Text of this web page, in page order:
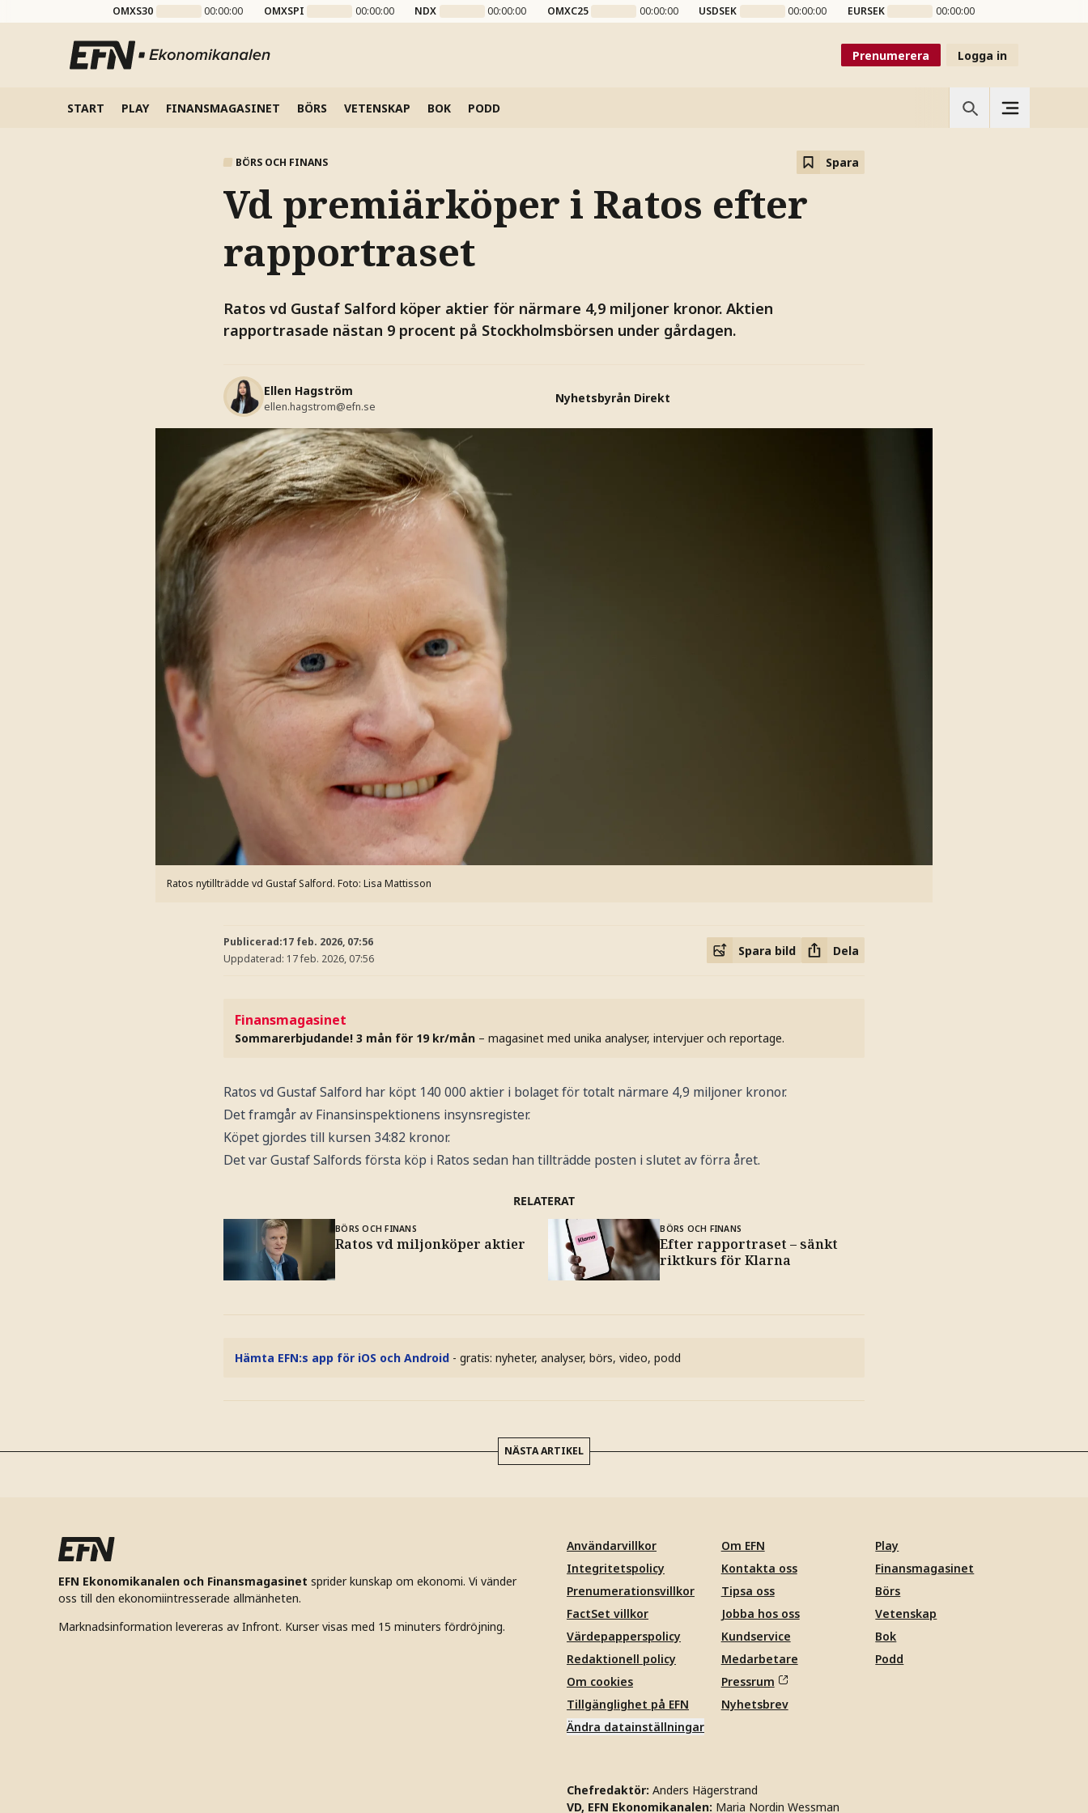
OMXS30 00:00:00 OMXSPI 00:00:00 NDX 00:00:00 OMXC25 00:00:00 USDSEK 00:00:00 EURSEK 00:00:00
Prenumerera Logga in
START PLAY FINANSMAGASINET BÖRS VETENSKAP BOK PODD
BÖRS OCH FINANS Spara
Vd premiärköper i Ratos efter
rapportraset
Ratos vd Gustaf Salford köper aktier för närmare 4,9 miljoner kronor. Aktien
rapportrasade nästan 9 procent på Stockholmsbörsen under gårdagen.
Ellen Hagström
ellen.hagstrom@efn.se
Nyhetsbyrån Direkt
Ratos nytillträdde vd Gustaf Salford. Foto: Lisa Mattisson
Publicerad:17 feb. 2026, 07:56
Uppdaterad: 17 feb. 2026, 07:56
Spara bild Dela
Finansmagasinet
Sommarerbjudande! 3 mån för 19 kr/mån – magasinet med unika analyser, intervjuer och reportage.
Ratos vd Gustaf Salford har köpt 140 000 aktier i bolaget för totalt närmare 4,9 miljoner kronor.
Det framgår av Finansinspektionens insynsregister.
Köpet gjordes till kursen 34:82 kronor.
Det var Gustaf Salfords första köp i Ratos sedan han tillträdde posten i slutet av förra året.
RELATERAT
BÖRS OCH FINANS
Ratos vd miljonköper aktier
BÖRS OCH FINANS
Efter rapportraset – sänkt
riktkurs för Klarna
Hämta EFN:s app för iOS och Android - gratis: nyheter, analyser, börs, video, podd
NÄSTA ARTIKEL
EFN Ekonomikanalen och Finansmagasinet sprider kunskap om ekonomi. Vi vänder
oss till den ekonomiintresserade allmänheten.
Marknadsinformation levereras av Infront. Kurser visas med 15 minuters fördröjning.
Användarvillkor
Integritetspolicy
Prenumerationsvillkor
FactSet villkor
Värdepapperspolicy
Redaktionell policy
Om cookies
Tillgänglighet på EFN
Ändra datainställningar
Om EFN
Kontakta oss
Tipsa oss
Jobba hos oss
Kundservice
Medarbetare
Pressrum
Nyhetsbrev
Play
Finansmagasinet
Börs
Vetenskap
Bok
Podd
Chefredaktör: Anders Hägerstrand
VD, EFN Ekonomikanalen: Maria Nordin Wessman